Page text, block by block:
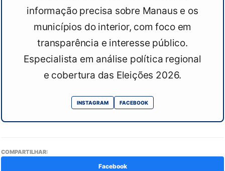
informação precisa sobre Manaus e os
municípios do interior, com foco em
transparência e interesse público.
Especialista em análise política regional
e cobertura das Eleições 2026.
INSTAGRAM FACEBOOK
COMPARTILHAR:
Facebook